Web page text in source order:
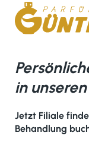
in
Jetzt Filiale
Behandlung